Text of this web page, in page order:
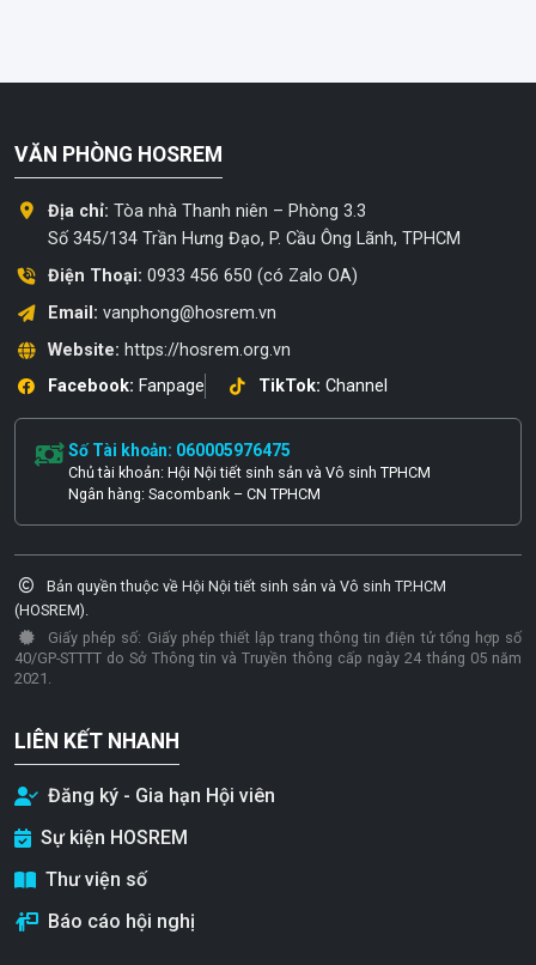
VĂN PHÒNG HOSREM
Địa chỉ: Tòa nhà Thanh niên – Phòng 3.3
Số 345/134 Trần Hưng Đạo, P. Cầu Ông Lãnh, TPHCM
Điện Thoại: 0933 456 650 (có Zalo OA)
Email: vanphong@hosrem.vn
Website: https://hosrem.org.vn
Facebook: Fanpage TikTok: Channel
Số Tài khoản: 060005976475
Chủ tài khoản: Hội Nội tiết sinh sản và Vô sinh TPHCM
Ngân hàng: Sacombank – CN TPHCM
Bản quyền thuộc về Hội Nội tiết sinh sản và Vô sinh TP.HCM
(HOSREM).
Giấy phép số: Giấy phép thiết lập trang thông tin điện tử tổng hợp số
40/GP-STTTT do Sở Thông tin và Truyền thông cấp ngày 24 tháng 05 năm
2021.
LIÊN KẾT NHANH
Đăng ký - Gia hạn Hội viên
Sự kiện HOSREM
Thư viện số
Báo cáo hội nghị